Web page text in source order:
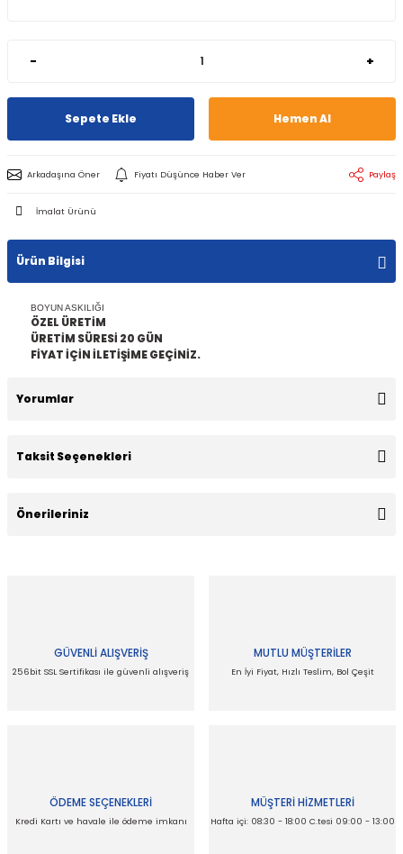
- +
Sepete Ekle Hemen Al
Arkadaşına Öner Fiyatı Düşünce Haber Ver Paylaş
İmalat Ürünü
Ürün Bilgisi
BOYUN ASKILIĞI
ÖZEL ÜRETİM
ÜRETİM SÜRESİ 20 GÜN
FİYAT İÇİN İLETİŞİME GEÇİNİZ.
Yorumlar
Taksit Seçenekleri
Önerileriniz
Ürün resmi kalitesiz, bozuk veya görüntülenemiyor.
GÜVENLİ ALIŞVERİŞ
256bit SSL Sertifikası ile güvenli alışveriş
MUTLU MÜŞTERİLER
En İyi Fiyat, Hızlı Teslim, Bol Çeşit
ÖDEME SEÇENEKLERİ
Kredi Kartı ve havale ile ödeme imkanı
MÜŞTERİ HİZMETLERİ
Hafta içi: 08:30 - 18:00 C.tesi 09:00 - 13:00